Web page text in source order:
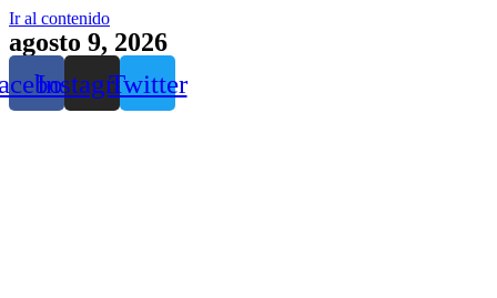
Ir al contenido
agosto 9, 2026
InstagramTwitter